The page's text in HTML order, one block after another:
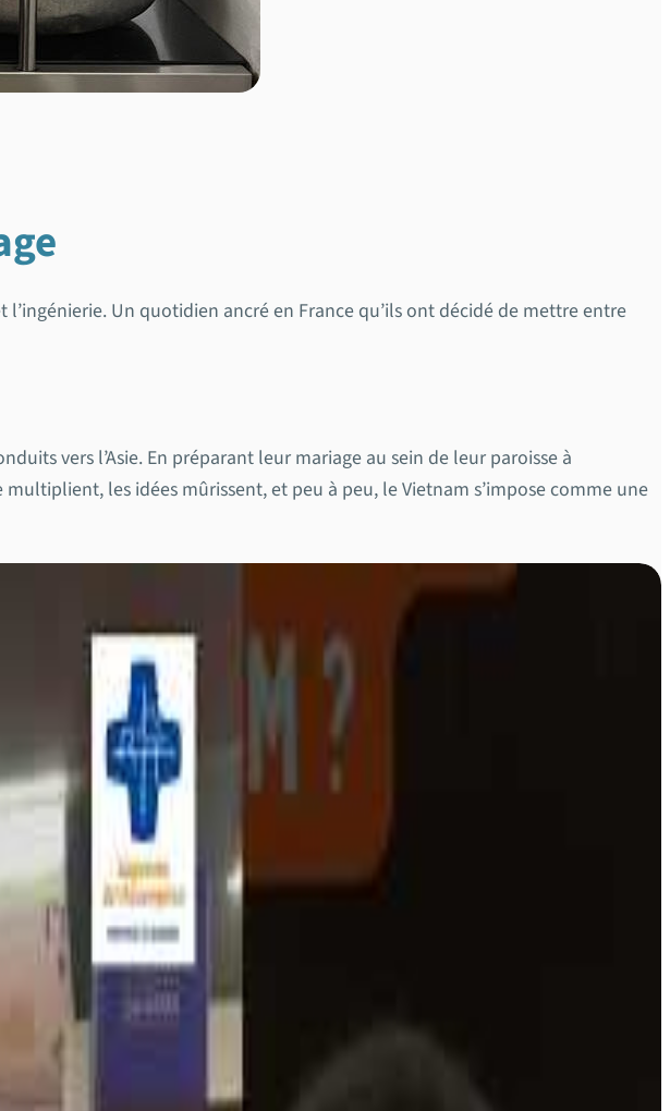
Un quotidien ancré en France qu’ils ont décidé de mettre entre
vers l’Asie. En préparant leur mariage au sein de leur paroisse à
les idées mûrissent, et peu à peu, le Vietnam s’impose comme une